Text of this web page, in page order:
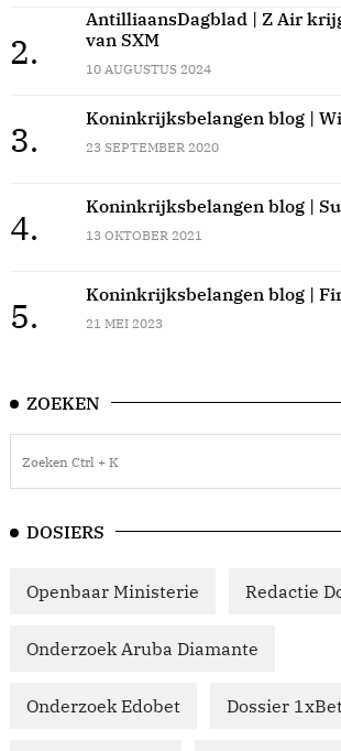
2.
AntilliaansDagblad | Z Air
van SXM
10 AUGUSTUS 2024
3.
Koninkrijksbelangen blog |
23 SEPTEMBER 2020
4.
Koninkrijksbelangen blog |
13 OKTOBER 2021
5.
Koninkrijksbelangen blog |
21 MEI 2023
ZOEKEN
DOSIERS
Openbaar Ministerie Redactie
Onderzoek Aruba Diamante
Onderzoek Edobet Dossier